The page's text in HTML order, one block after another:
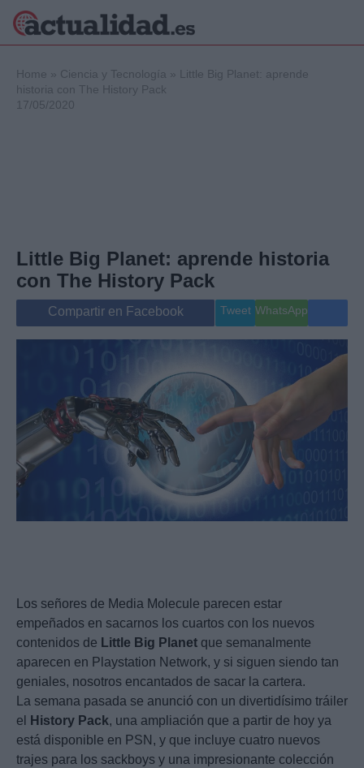
Internacional
Viajes
Gente
Musica
Home » Ciencia y Tecnología »
Little Big Planet: aprende
historia con The History Pack
17/05/2020
Little Big Planet: aprende historia
con The History Pack
Compartir en Facebook Tweet WhatsApp
Los señores de Media Molecule parecen estar
empeñados en sacarnos los cuartos con los nuevos
contenidos de Little Big Planet que semanalmente
aparecen en Playstation Network, y si siguen siendo tan
geniales, nosotros encantados de sacar la cartera.
La semana pasada se anunció con un divertidísimo tráiler
el
History Pack, una ampliación que a partir de hoy ya
está disponible en PSN, y que incluye cuatro nuevos
trajes para los sackboys y una impresionante colección